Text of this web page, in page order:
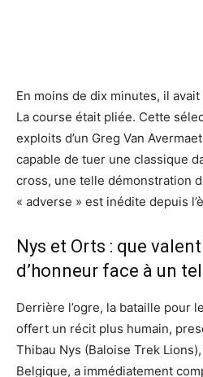
En moins de dix minutes, il avait
La course était pliée. Cette
exploits d’un Greg Van
capable de tuer une classique
cross, une telle démonstration
« adverse » est inédite depuis
Nys et Orts : que
d’honneur face à un
Derrière l’ogre, la bataille pour
offert un récit plus humain,
Thibau Nys (Baloise Trek
Belgique, a immédiatement